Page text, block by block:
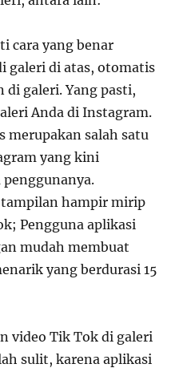
cara yang benar
galeri di atas, otomatis
di galeri. Yang pasti,
Anda di Instagram.
merupakan salah satu
yang kini
hampir mirip
Pengguna aplikasi
mudah membuat
yang berdurasi 15
video Tik Tok di galeri
sulit, karena aplikasi